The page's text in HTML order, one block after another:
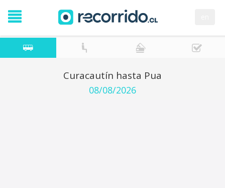
Curacautín hasta Pua
08/08/2026